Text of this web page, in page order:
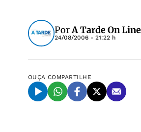
PorA Tarde On Line
24/08/2006 - 21:22 h
OUÇA COMPARTILHE